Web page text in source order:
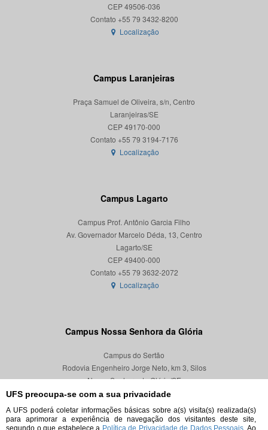
UFS preocupa-se com a sua privacidade
A UFS poderá coletar informações básicas sobre a(s) visita(s) realizada(s)
para aprimorar a experiência de navegação dos visitantes deste site,
segundo o que estabelece a Política de Privacidade de Dados Pessoais. Ao
CEP 49506-036
Localização
Campus Laranjeiras
Praça Samuel de Oliveira, s/n, Centro
Laranjeiras/SE
CEP 49170-000
Localização
Campus Lagarto
Campus Prof. Antônio Garcia Filho
Av. Governador Marcelo Déda, 13, Centro
Lagarto/SE
CEP 49400-000
Localização
Campus Nossa Senhora da Glória
Campus do Sertão
Rodovia Engenheiro Jorge Neto, km 3, Silos
Nossa Senhora da Glória/SE
CEP 49680-000
Localização